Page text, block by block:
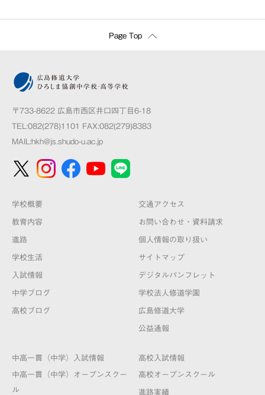
Page Top
〒733-8622 広島市西区井口四丁目6-18
TEL:082(278)1101 FAX:082(279)8383
MAIL:hkh@js.shudo-u.ac.jp
学校概要
教育内容
進路
学校生活
入試情報
中学ブログ
高校ブログ
交通アクセス
お問い合わせ・資料請求
個人情報の取り扱い
サイトマップ
デジタルパンフレット
学校法人修道学園
広島修道大学
公益通報
中高一貫（中学）入試情報
中高一貫（中学）オープンスクー
ル
高校入試情報
高校オープンスクール
進路実績